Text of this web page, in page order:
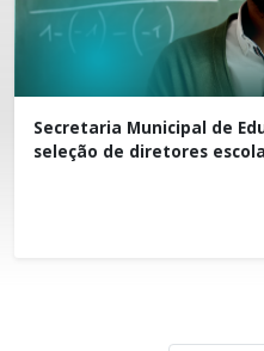
Digitador do
28/01/2026
Cargos da
Secretaria
Pedagogo
Professor B
Secretaria Municipal de
seleção de diretores